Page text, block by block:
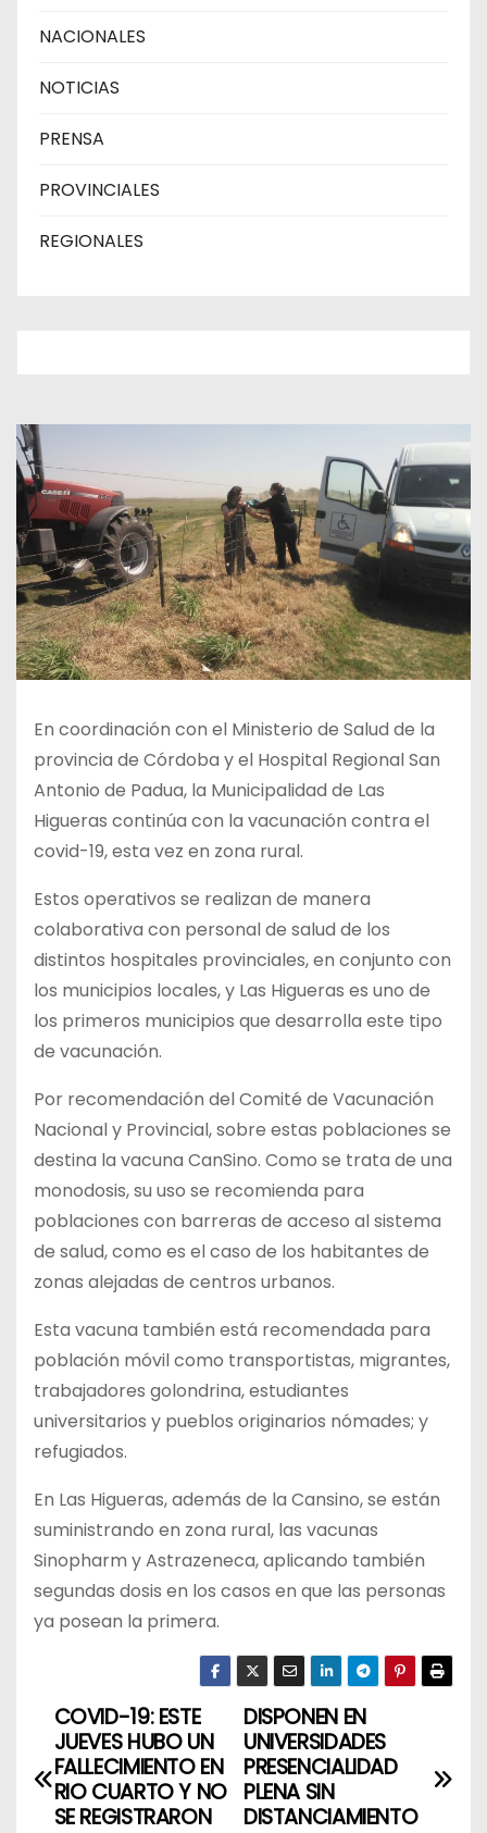
NACIONALES
NOTICIAS
PRENSA
PROVINCIALES
REGIONALES
En coordinación con el Ministerio de Salud de la
provincia de Córdoba y el Hospital Regional San
Antonio de Padua, la Municipalidad de Las
Higueras continúa con la vacunación contra el
covid-19, esta vez en zona rural.
Estos operativos se realizan de manera
colaborativa con personal de salud de los
distintos hospitales provinciales, en conjunto con
los municipios locales, y Las Higueras es uno de
los primeros municipios que desarrolla este tipo
de vacunación.
Por recomendación del Comité de Vacunación
Nacional y Provincial, sobre estas poblaciones se
destina la vacuna CanSino. Como se trata de una
monodosis, su uso se recomienda para
poblaciones con barreras de acceso al sistema
de salud, como es el caso de los habitantes de
zonas alejadas de centros urbanos.
Esta vacuna también está recomendada para
población móvil como transportistas, migrantes,
trabajadores golondrina, estudiantes
universitarios y pueblos originarios nómades; y
refugiados.
En Las Higueras, además de la Cansino, se están
suministrando en zona rural, las vacunas
Sinopharm y Astrazeneca, aplicando también
segundas dosis en los casos en que las personas
ya posean la primera.
N
a
DISPONEN EN
UNIVERSIDADES
PRESENCIALIDAD
PLENA SIN
DISTANCIAMIENTO
COVID-19: ESTE
JUEVES HUBO UN
FALLECIMIENTO EN
RIO CUARTO Y NO
SE REGISTRARON